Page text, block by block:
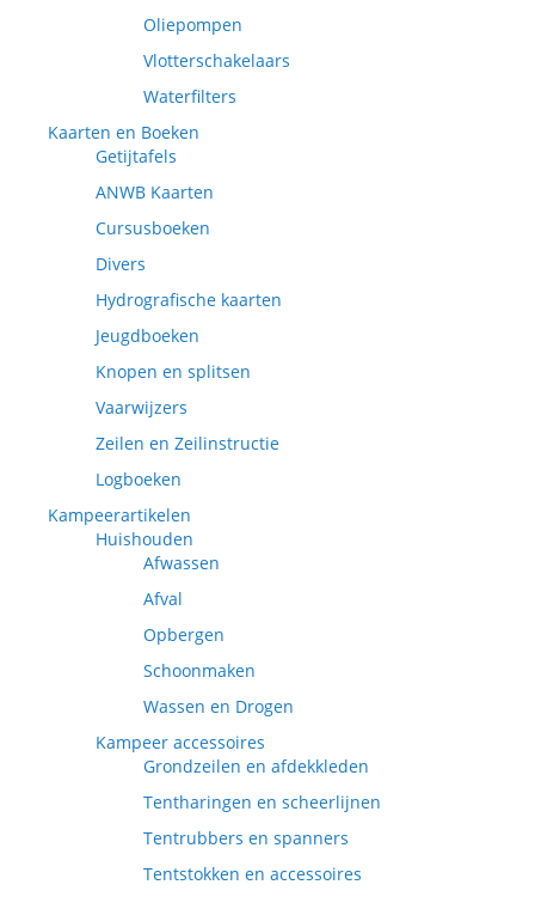
Oliepompen
Vlotterschakelaars
Waterfilters
Kaarten en Boeken
Getijtafels
ANWB Kaarten
Cursusboeken
Divers
Hydrografische kaarten
Jeugdboeken
Knopen en splitsen
Vaarwijzers
Zeilen en Zeilinstructie
Logboeken
Kampeerartikelen
Huishouden
Afwassen
Afval
Opbergen
Schoonmaken
Wassen en Drogen
Kampeer accessoires
Grondzeilen en afdekkleden
Tentharingen en scheerlijnen
Tentrubbers en spanners
Tentstokken en accessoires